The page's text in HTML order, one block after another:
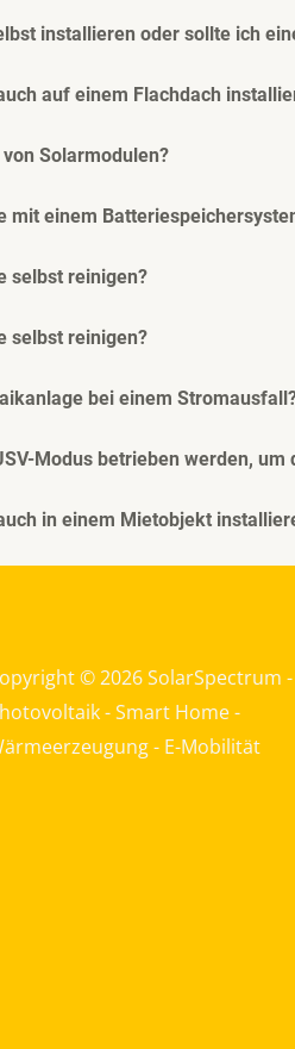
installieren oder sollte ich
auf einem Flachdach
Solarmodulen?
mit einem
selbst reinigen?
selbst reinigen?
bei einem
Modus betrieben werden,
in einem Mietobjekt
© 2026 SolarSpectrum -
- Smart Home -
- E-Mobilität